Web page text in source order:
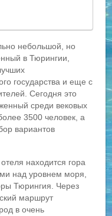
небольшой, но
в Тюрингии,
государства и еще с
Сегодня это
среди вековых
3500 человек, а
вариантов
находится гора
над уровнем моря,
Тюрингия. Через
маршрут
в очень